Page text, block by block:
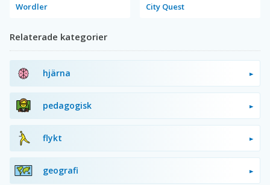
Wordler City Quest
Relaterade kategorier
hjärna
pedagogisk
flykt
geografi